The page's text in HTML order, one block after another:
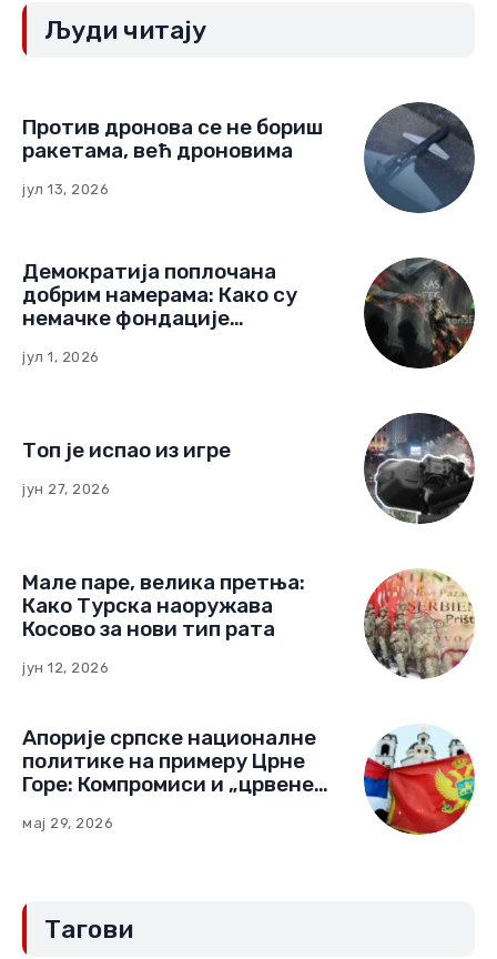
Људи читају
Против дронова се не бориш
ракетама, већ дроновима
јул 13, 2026
Демократија поплочана
добрим намерама: Како су
немачке фондације
Црној Гори
јул 1, 2026
Топ је испао из игре
јун 27, 2026
Мале паре, велика претња:
Како Турска наоружава
Косово за нови тип рата
јун 12, 2026
Апорије српске националне
политике на примеру Црне
Горе: Компромиси и „црвене
мај 29, 2026
Тагови